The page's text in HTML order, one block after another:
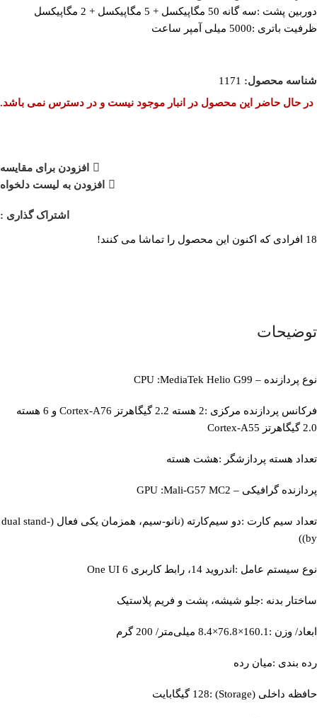
دوربین پشت :سه گانه 50 مگاپیکسل + 5 مگاپیکسل + 2 مگاپیکسل
ظرفیت باتری :5000 میلی آمپر ساعت
شناسه محصول: 1171
در حال حاضر این محصول در انبار موجود نیست و در دسترس نمی باشد.
افزودن برای مقایسه
افزودن به لیست دلخواه
اشتراک گذاری :
18 افرادی که اکنون این محصول را تماشا می کنند!
توضیحات
نوع پردازنده – CPU :MediaTek Helio G99
فرکانس پردازنده مرکزی :2 هسته 2.2 گیگاهرتز Cortex-A76 و 6 هسته
2.0 گیگاهرتز Cortex-A55
تعداد هسته پردازشگر :هشت هسته
پردازنده گرافیکی – GPU :Mali-G57 MC2
تعداد سیم کارت :دو سیم‌کارته (نانو-سیم، همزمان یکی فعال (dual stand-
by))
نوع سیستم عامل :اندروید 14، رابط کاربری One UI 6
ساختار بدنه :جلو شیشه، پشت و فریم پلاستیک
ابعاد/ وزن :160.1×76.8×8.4 میلی‌متر/ 200 گرم
رده بندی :میان رده
حافظه داخلی (Storage) :128 گیگابایت